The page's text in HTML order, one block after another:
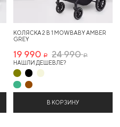
КОЛЯСКА 2 В 1 MOWBABY AMBER
GREY
19 990 Р 24 990Р
НАШЛИ ДЕШЕВЛЕ?
В КОРЗИНУ